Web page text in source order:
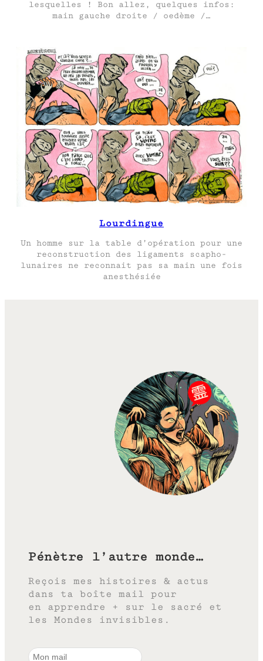
lesquelles ! Bon allez, quelques infos:
main gauche droite / oedème /…
Lourdingue
Un homme sur la table d’opération pour une
reconstruction des ligaments scapho-
lunaires ne reconnait pas sa main une fois
anesthésiée
Pénètre l’autre monde…
Reçois mes histoires & actus
dans ta boîte mail pour
en apprendre + sur le sacré et
les Mondes invisibles.